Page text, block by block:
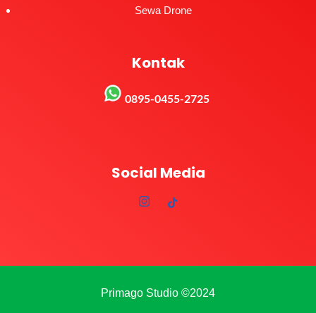
Sewa Drone
Kontak
0895-0455-2725
Social Media
Primago Studio ©2024